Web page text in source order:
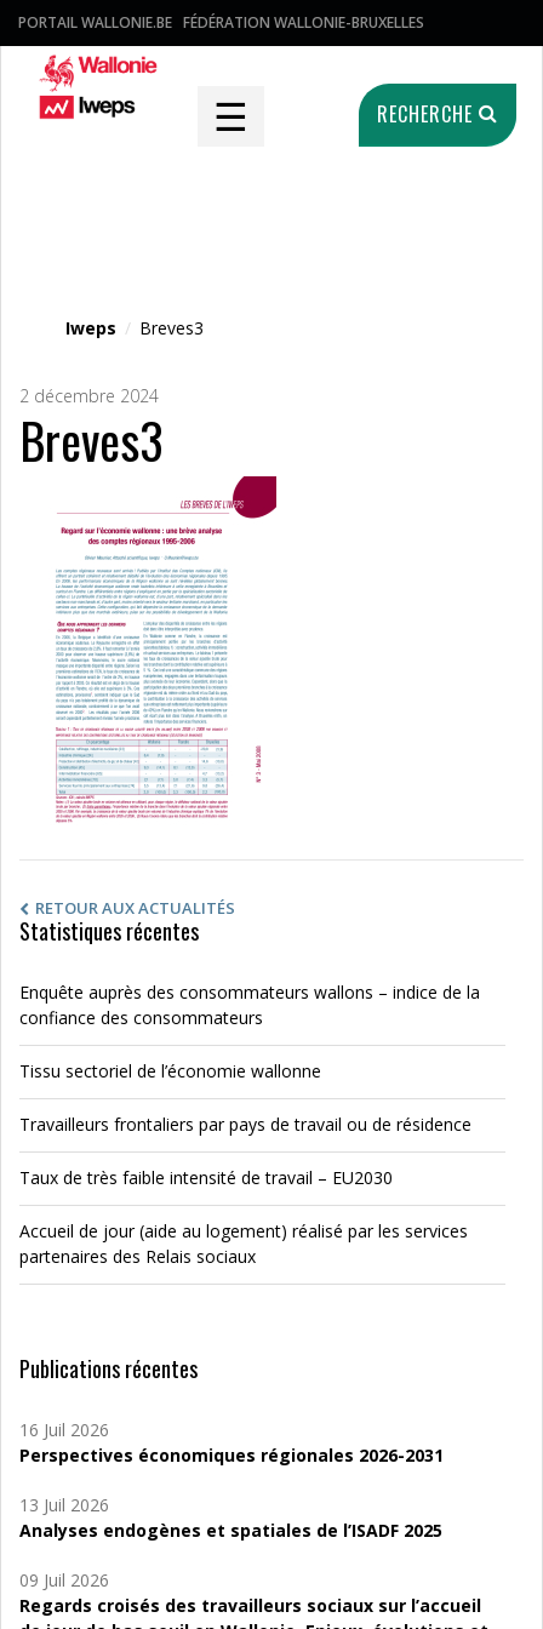
PORTAIL WALLONIE.BE FÉDÉRATION WALLONIE-BRUXELLES
☰ RECHERCHE
Iweps / Breves3
2 décembre 2024
Breves3
RETOUR AUX ACTUALITÉS
Statistiques récentes
Enquête auprès des consommateurs wallons – indice de la
confiance des consommateurs
Tissu sectoriel de l’économie wallonne
Travailleurs frontaliers par pays de travail ou de résidence
Taux de très faible intensité de travail – EU2030
Accueil de jour (aide au logement) réalisé par les services
partenaires des Relais sociaux
Publications récentes
16 Juil 2026
Perspectives économiques régionales 2026-2031
13 Juil 2026
Analyses endogènes et spatiales de l’ISADF 2025
09 Juil 2026
Regards croisés des travailleurs sociaux sur l’accueil